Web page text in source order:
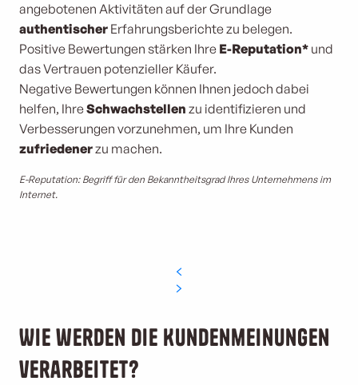
angebotenen Aktivitäten auf der Grundlage
authentischer Erfahrungsberichte zu belegen.
Positive Bewertungen stärken Ihre E-Reputation* und
das Vertrauen potenzieller Käufer.
Negative Bewertungen können Ihnen jedoch dabei
helfen, IhreSchwachstellen zu identifizieren und
Verbesserungen vorzunehmen, um Ihre Kunden
zufriedenerzu machen.
E-Reputation: Begriff für den Bekanntheitsgrad Ihres Unternehmens im
Internet.
Wie werden die Kundenmeinungen
verarbeitet?